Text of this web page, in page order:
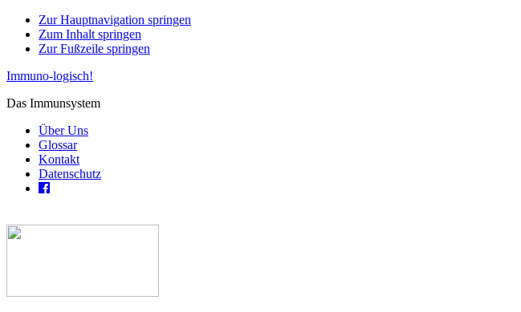
Zur Hauptnavigation springen
Zum Inhalt springen
Zur Fußzeile springen
Immuno-logisch!
Das Immunsystem
Über Uns
Glossar
Kontakt
Datenschutz